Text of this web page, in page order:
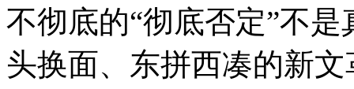
不彻底的“彻底否定”不
头换面、东拼西凑的新